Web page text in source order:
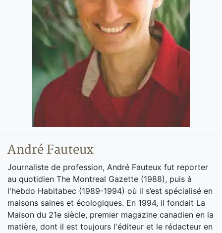
André Fauteux
Journaliste de profession, André Fauteux fut reporter
au quotidien The Montreal Gazette (1988), puis à
l'hebdo Habitabec (1989-1994) où il s’est spécialisé en
maisons saines et écologiques. En 1994, il fondait La
Maison du 21e siècle, premier magazine canadien en la
matière, dont il est toujours l'éditeur et le rédacteur en